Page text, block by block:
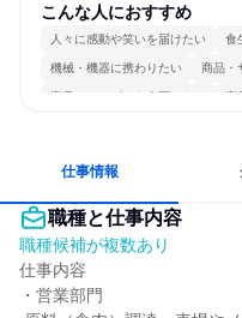
こんな人におすすめ
人々に感動や笑いを届けたい 食
機械・機器に携わりたい 商品・
商品・サービスを企画したい 商
仕事情報
職種と仕事内容
職種候補が複数あり
仕事内容
・営業部門